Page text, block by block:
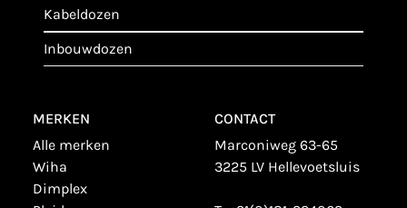
kabeldozen
inbouwdozen
MERKEN
alle merken
wiha
dimplex
CONTACT
Marconiweg 63-65
3225 LV Hellevoetsluis